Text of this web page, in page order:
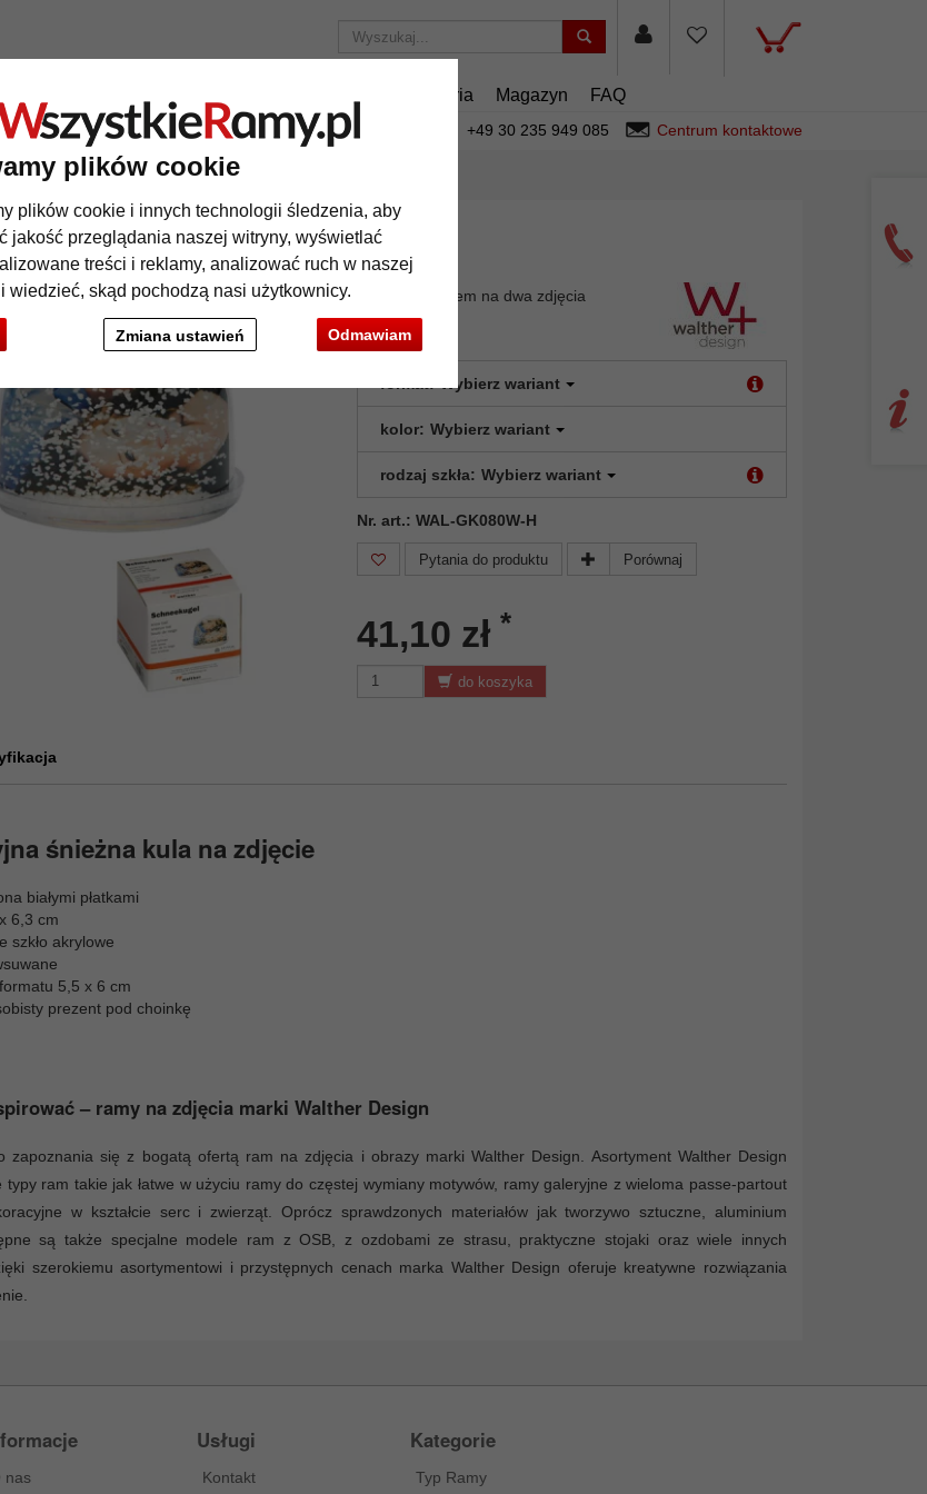
plików cookie
plików cookie i innych technologii śledzenia, aby
jakość przeglądania naszej witryny, wyświetlać
treści i reklamy, analizować ruch w naszej
wiedzieć, skąd pochodzą nasi użytkownicy.
Odmawiam
Zmiana ustawień
Akcesoria Magazyn FAQ
Tylko 25,95 złza wysyłkę. +49 30 235 949 085 Centrum kontaktowe
Kula ze śniegiem na dwa zdjęcia
Wybierz wariant
kolor: Wybierz wariant
rodzaj szkła: Wybierz wariant
Nr. art.: WAL-GK080W-H
Pytania do produktu Porównaj
41,10 zł *
do koszyka
śnieżna kula na zdjęcie
białymi płatkami
6,3 cm
szkło akrylowe
5,5 x 6 cm
prezent pod choinkę
– ramy na zdjęcia marki Walther Design
zapoznania się z bogatą ofertą ram na zdjęcia i obrazy marki Walther Design. Asortyment Walther Design
typy ram takie jak łatwe w użyciu ramy do częstej wymiany motywów, ramy galeryjne z wieloma passe-partout
w kształcie serc i zwierząt. Oprócz sprawdzonych materiałów jak tworzywo sztuczne, aluminium
są także specjalne modele ram z OSB, z ozdobami ze strasu, praktyczne stojaki oraz wiele innych
szerokiemu asortymentowi i przystępnych cenach marka Walther Design oferuje kreatywne rozwiązania
nas
Usługi
Kontakt
Kategorie
Typ Ramy